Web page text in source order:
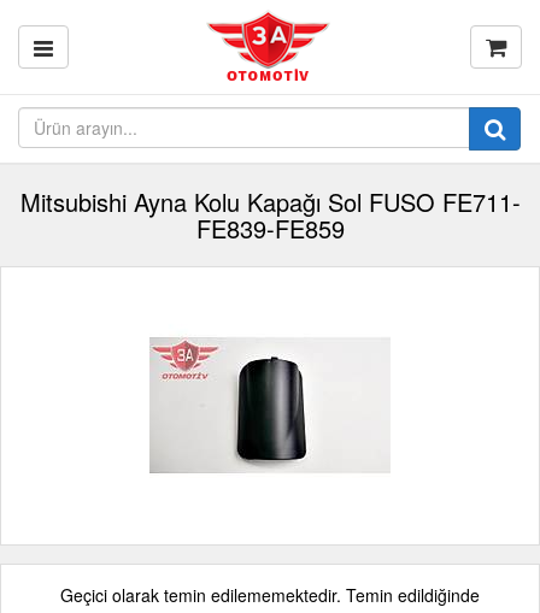
Mitsubishi Ayna Kolu Kapağı Sol FUSO FE711-
FE839-FE859
Geçici olarak temin edilememektedir. Temin edildiğinde